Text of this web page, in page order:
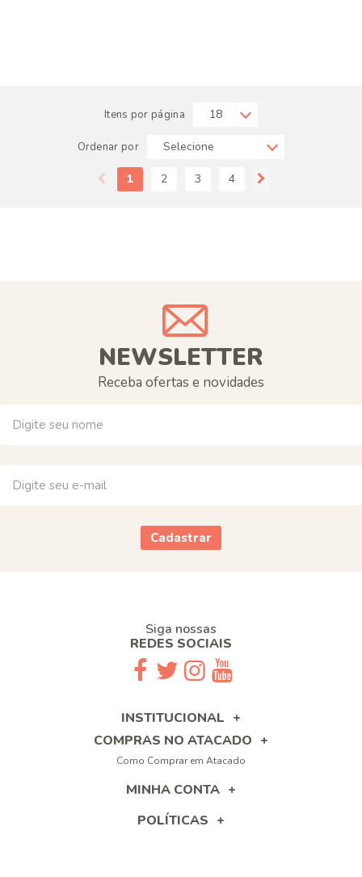
Itens por página
Ordenar por
1 2 3 4
NEWSLETTER
Receba ofertas e novidades
Cadastrar
Siga nossas
REDES SOCIAIS
INSTITUCIONAL
COMPRAS NO ATACADO
Como Comprar em Atacado
MINHA CONTA
POLÍTICAS